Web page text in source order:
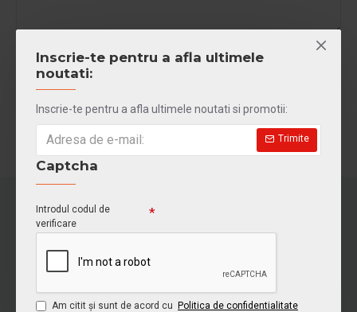
Inscrie-te pentru a afla ultimele
noutati:
Inscrie-te pentru a afla ultimele noutati si promotii:
Trimite
Captcha
Introdul codul de
verificare
Am citit şi sunt de acord cu Politica de confidentialitate